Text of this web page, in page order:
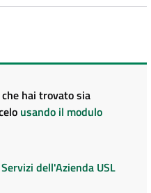
hai trovato sia
usando il modulo
dell'Azienda USL